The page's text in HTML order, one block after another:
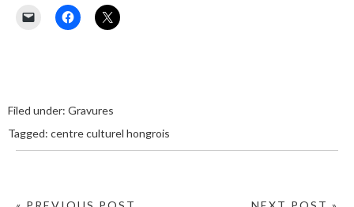
Filed under: Gravures
Tagged: centre culturel hongrois